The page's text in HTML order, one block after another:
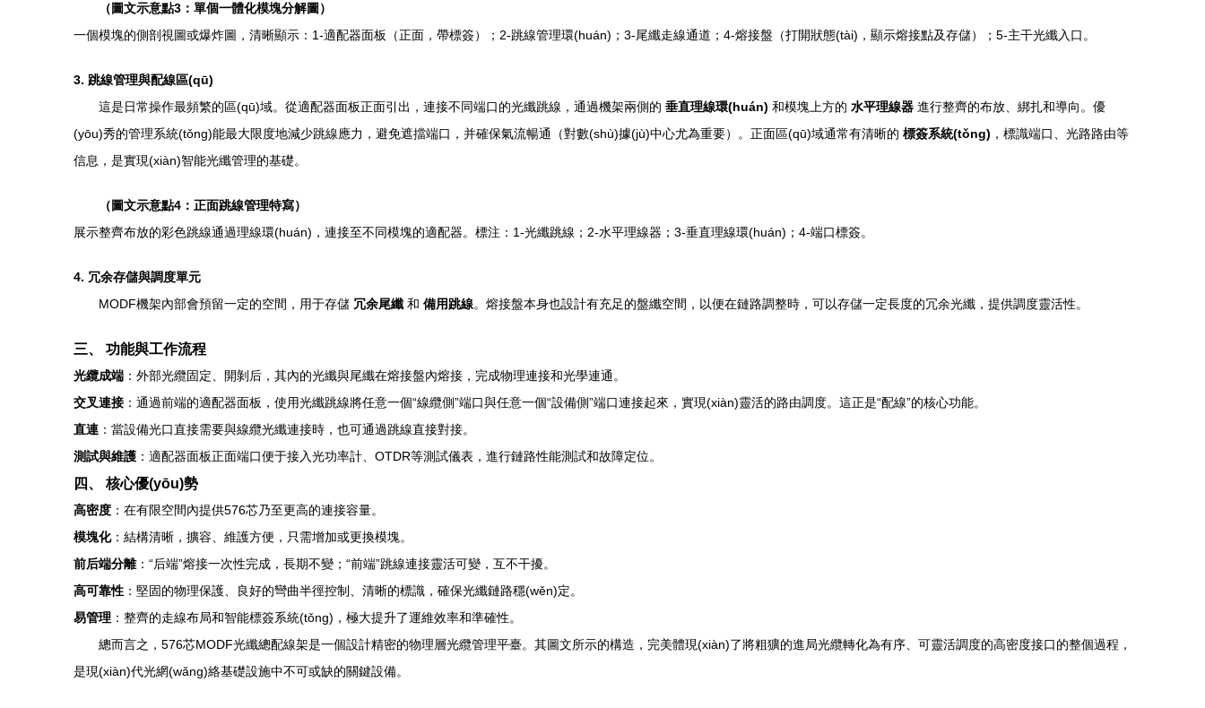
（圖文示意點3：單個一體化模塊分解圖）
一個模塊的側剖視圖或爆炸圖，清晰顯示：1-適配器面板（正面，帶標簽）；2-跳線管理環(huán)；3-尾纖走線通道；4-熔接盤（打開狀態(tài)，顯示熔接點及存儲）；5-主干光纖入口。
3. 跳線管理與配線區(qū)
這是日常操作最頻繁的區(qū)域。從適配器面板正面引出，連接不同端口的光纖跳線，通過機架兩側的 垂直理線環(huán) 和模塊上方的 水平理線器 進行整齊的布放、綁扎和導向。優
(yōu)秀的管理系統(tǒng)能最大限度地減少跳線應力，避免遮擋端口，并確保氣流暢通（對數(shù)據(jù)中心尤為重要）。正面區(qū)域通常有清晰的 標簽系統(tǒng) ，標識端口、光路路由等
信息，是實現(xiàn)智能光纖管理的基礎。
（圖文示意點4：正面跳線管理特寫）
展示整齊布放的彩色跳線通過理線環(huán)，連接至不同模塊的適配器。標注：1-光纖跳線；2-水平理線器；3-垂直理線環(huán)；4-端口標簽。
4. 冗余存儲與調度單元
MODF機架內部會預留一定的空間，用于存儲 冗余尾纖 和 備用跳線。熔接盤本身也設計有充足的盤纖空間，以便在鏈路調整時，可以存儲一定長度的冗余光纖，提供調度靈活性。
三、 功能與工作流程
光纜成端 ：外部光纜固定、開剝后，其內的光纖與尾纖在熔接盤內熔接，完成物理連接和光學連通。
交叉連接 ：通過前端的適配器面板，使用光纖跳線將任意一個“線纜側”端口與任意一個“設備側”端口連接起來，實現(xiàn)靈活的路由調度。這正是“配線”的核心功能。
直連 ：當設備光口直接需要與線纜光纖連接時，也可通過跳線直接對接。
測試與維護 ：適配器面板正面端口便于接入光功率計、OTDR等測試儀表，進行鏈路性能測試和故障定位。
四、 核心優(yōu)勢
高密度 ：在有限空間內提供576芯乃至更高的連接容量。
模塊化：結構清晰，擴容、維護方便，只需增加或更換模塊。
前后端分離：“后端”熔接一次性完成，長期不變；“前端”跳線連接靈活可變，互不干擾。
高可靠性 ：堅固的物理保護、良好的彎曲半徑控制、清晰的標識，確保光纖鏈路穩(wěn)定。
易管理 ：整齊的走線布局和智能標簽系統(tǒng)，極大提升了運維效率和準確性。
總而言之，576芯MODF光纖總配線架是一個設計精密的物理層光纜管理平臺。其圖文所示的構造，完美體現(xiàn)了將粗獷的進局光纜轉化為有序、可靈活調度的高密度接口的整個過程，
是現(xiàn)代光網(wǎng)絡基礎設施中不可或缺的關鍵設備。